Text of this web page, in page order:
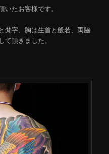
たお客様です。
梵字、胸は生首と般若、両脇
頂きました。